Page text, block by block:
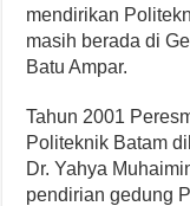
mendirikan
masih berada di
Batu Ampar.
Tahun 2001
Politeknik Batam
Dr. Yahya
pendirian gedung